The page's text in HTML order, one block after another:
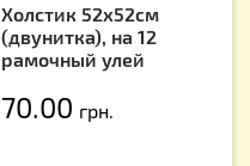
Холстик 52х52см
(двунитка), на 12
рамочный улей
70.00 грн.